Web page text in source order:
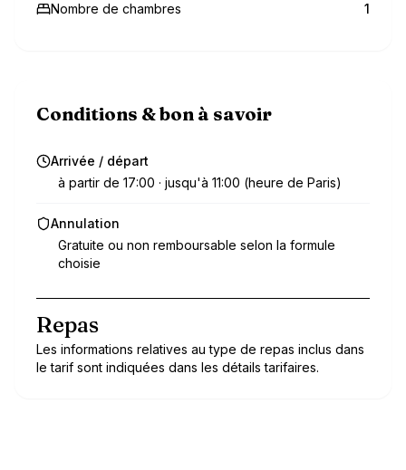
Nombre de chambres 1
Conditions & bon à savoir
Arrivée / départ
à partir de 17:00 · jusqu'à 11:00 (heure de Paris)
Annulation
Gratuite ou non remboursable selon la formule
choisie
Repas
Les informations relatives au type de repas inclus dans
le tarif sont indiquées dans les détails tarifaires.